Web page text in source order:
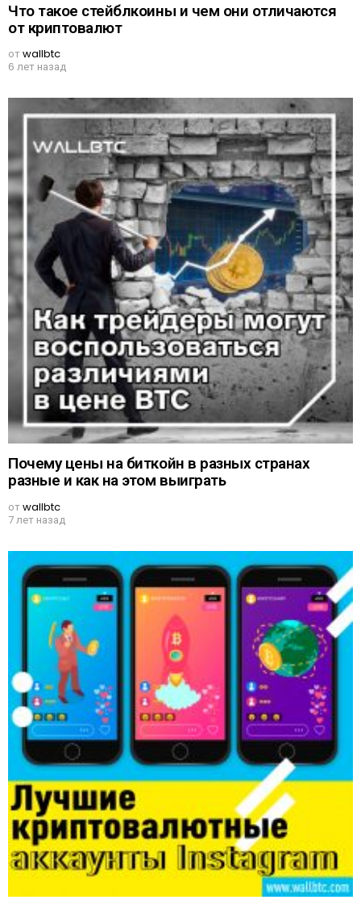
Что такое стейблкоины и чем они отличаются
от криптовалют
отwallbtc
6 лет назад
Почему цены на биткойн в разных странах
разные и как на этом выиграть
отwallbtc
7 лет назад